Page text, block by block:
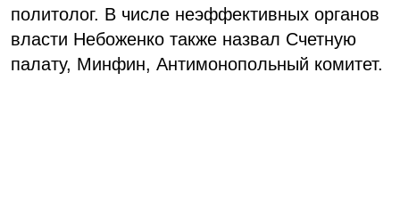
политолог. В числе неэффективных органов
власти Небоженко также назвал Счетную
палату, Минфин, Антимонопольный комитет.